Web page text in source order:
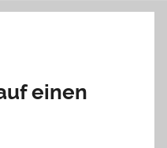
einen